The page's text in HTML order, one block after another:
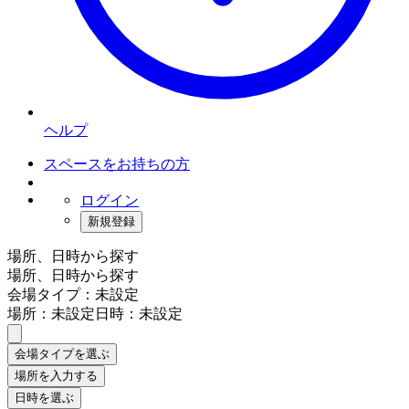
ヘルプ
スペースをお持ちの方
ログイン
新規登録
場所、日時から探す
場所、日時から探す
会場タイプ：未設定
場所：未設定日時：未設定
会場タイプを選ぶ
場所を入力する
日時を選ぶ